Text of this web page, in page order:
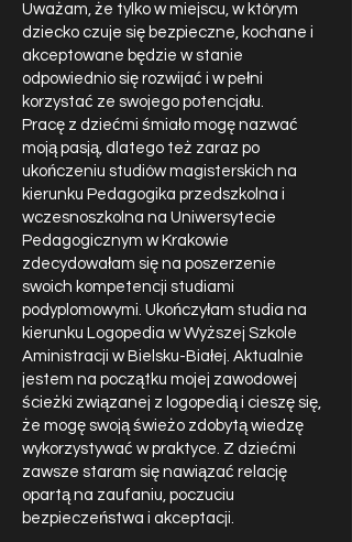
Uważam, że tylko w miejscu, w którym
dziecko czuje się bezpieczne, kochane i
akceptowane będzie w stanie
odpowiednio się rozwijać i w pełni
korzystać ze swojego potencjału.
Pracę z dziećmi śmiało mogę nazwać
moją pasją, dlatego też zaraz po
ukończeniu studiów magisterskich na
kierunku Pedagogika przedszkolna i
wczesnoszkolna na Uniwersytecie
Pedagogicznym w Krakowie
zdecydowałam się na poszerzenie
swoich kompetencji studiami
podyplomowymi. Ukończyłam studia na
kierunku Logopedia w Wyższej Szkole
Aministracji w Bielsku-Białej. Aktualnie
jestem na początku mojej zawodowej
ścieżki związanej z logopedią i cieszę się,
że mogę swoją świeżo zdobytą wiedzę
wykorzystywać w praktyce. Z dziećmi
zawsze staram się nawiązać relację
opartą na zaufaniu, poczuciu
bezpieczeństwa i akceptacji.